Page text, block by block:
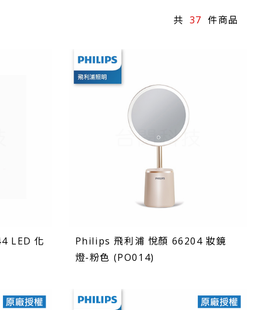
37
LED 化
Philips 飛利浦 悅顏 66204 妝鏡
燈-粉色 (PO014)